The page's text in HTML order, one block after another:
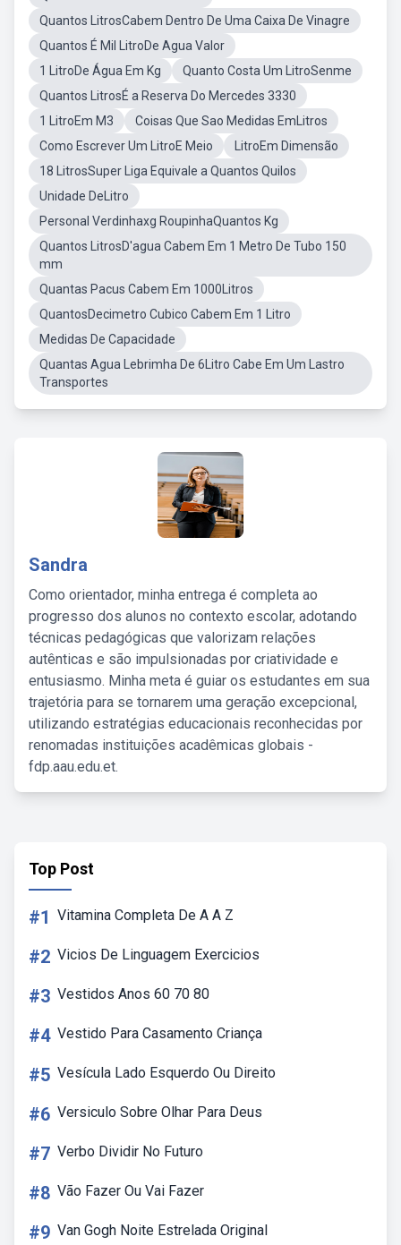
Quantos LitrosCabem Dentro De Uma Caixa De Vinagre
Quantos É Mil LitroDe Agua Valor
1 LitroDe Água Em Kg
Quanto Costa Um LitroSenme
Quantos LitrosÉ a Reserva Do Mercedes 3330
1 LitroEm M3
Coisas Que Sao Medidas EmLitros
Como Escrever Um LitroE Meio
LitroEm Dimensão
18 LitrosSuper Liga Equivale a Quantos Quilos
Unidade DeLitro
Personal Verdinhaxg RoupinhaQuantos Kg
Quantos LitrosD'agua Cabem Em 1 Metro De Tubo 150
mm
Quantas Pacus Cabem Em 1000Litros
QuantosDecimetro Cubico Cabem Em 1 Litro
Medidas De Capacidade
Quantas Agua Lebrimha De 6Litro Cabe Em Um Lastro
Transportes
Sandra
Como orientador, minha entrega é completa ao
progresso dos alunos no contexto escolar, adotando
técnicas pedagógicas que valorizam relações
autênticas e são impulsionadas por criatividade e
entusiasmo. Minha meta é guiar os estudantes em sua
trajetória para se tornarem uma geração excepcional,
utilizando estratégias educacionais reconhecidas por
renomadas instituições acadêmicas globais -
fdp.aau.edu.et.
Top Post
#1 Vitamina Completa De A A Z
#2 Vicios De Linguagem Exercicios
#3 Vestidos Anos 60 70 80
#4 Vestido Para Casamento Criança
#5 Vesícula Lado Esquerdo Ou Direito
#6 Versiculo Sobre Olhar Para Deus
#7 Verbo Dividir No Futuro
#8 Vão Fazer Ou Vai Fazer
#9 Van Gogh Noite Estrelada Original